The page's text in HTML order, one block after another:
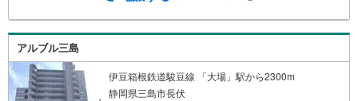
アルブル三島
伊豆箱根鉄道駿豆線 「大場」駅から2300m
静岡県三島市長伏